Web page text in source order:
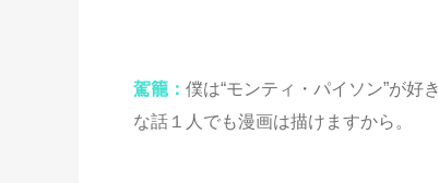
駕籠： 僕は“モンティ・パイソン”が好
な話１人でも漫画は描けますから。